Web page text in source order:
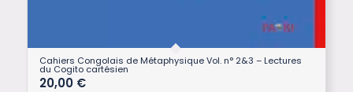
Cahiers Congolais de Métaphysique Vol. n° 2&3 – Lectures
du Cogito cartésien
20,00 €